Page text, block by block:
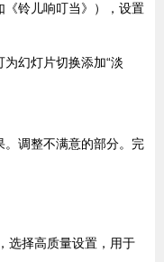
《铃儿响叮当》），设置
为幻灯片切换添加“淡
调整不满意的部分。完
选择高质量设置，用于